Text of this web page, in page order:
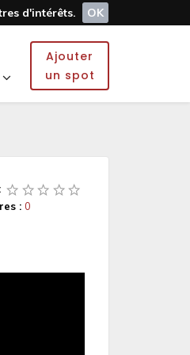
d'intérêts.
OK
Ajouter
un spot
: 0